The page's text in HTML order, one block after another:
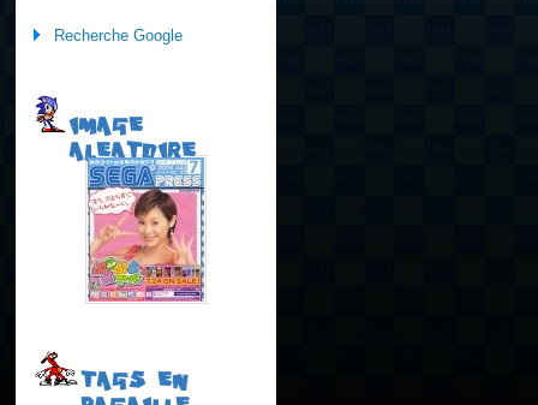
Recherche Google
IMAGE
ALEATOIRE
TAGS EN